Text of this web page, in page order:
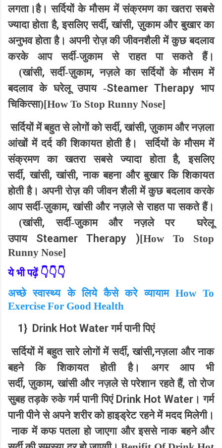
लगता।है। सर्दियों के मौसम में संक्रमण का खतरा सबसे
ज्यादा होता है,इसलिए सर्दी,खांसी,ज़ुकाम और बुखार का
अनुभव होता है। अपनी रोज़ की जीवनशैली में कुछ बदलाव
करके आप सर्दी-जुकाम से राहत पा सकते हैं।
(खांसी,सर्दी-ज़ुकाम,नज़ले का सर्दियों के मौसम में
बदलाव के घरेलू उपाय -Steamer Therapy भाप
चिकित्सा)[How To Stop Runny Nose]
सर्दियों में बहुत से लोगों को सर्दी,खांसी,ज़ुकाम और नज़ला
आंखों में दर्द की शिकायत होती है।
सर्दियों के मौसम में
संक्रमण का खतरा सबसे ज्यादा होता है,इसलिए
सर्दी,खांसी,खांसी,नाक बहना और बुखार कि शिकायत
होती है। अपनी रोज़ की जीवन शैली में कुछ बदलाव करके
आप सर्दी-ज़ुकाम,खांसी और नज़ले से राहत पा सकते हैं।
(खांसी,सर्दी-जुकाम और नज़ले पर
घरेलू
उपाय
Steamer Therapy )[How To Stop
Runny Nose]
ये भी पढ़ें 👇👇👇
अच्छे स्वास्थ्य के लिये कैसे करे व्यायाम How To
Exercise For Good Health
1} Drink Hot Waterगर्म पानी पिएं
सर्दियों में बहुत सारे लोगों में सर्दी,खांसी,नज़ला और नाक
बहने कि शिकायत होती है। अगर आप भी
सर्दी,ज़ुकाम,खांसी और नज़ले से परेशान रहते हैं,तो रोज
सुबह तड़के रुके गर्म पानी पिएं Drink Hot Water । गर्म
पानी पीने से अपने शरीर को हाइड्रेट रहने में मदद मिलेगी।
नाक में कफ पतला हो जाएगा और इससे नाक बहने और